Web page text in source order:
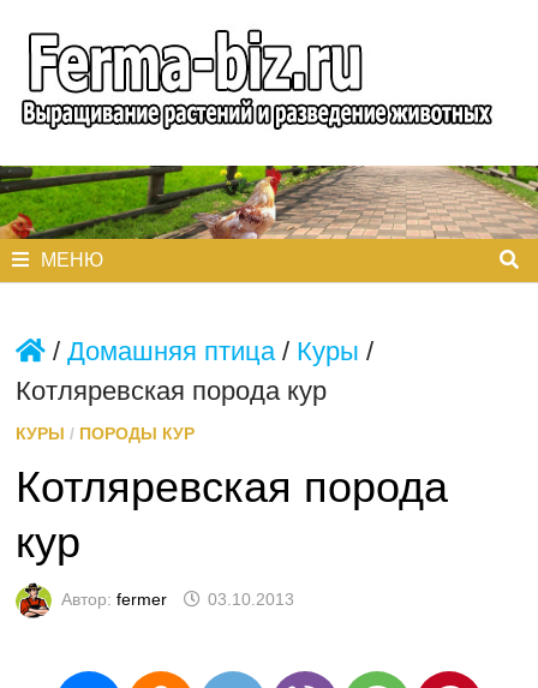
содержимому
МЕНЮ
/ Домашняя птица/ Куры /
Котляревская порода кур
КУРЫ / ПОРОДЫ КУР
Котляревская порода
кур
Автор: fermer 03.10.2013